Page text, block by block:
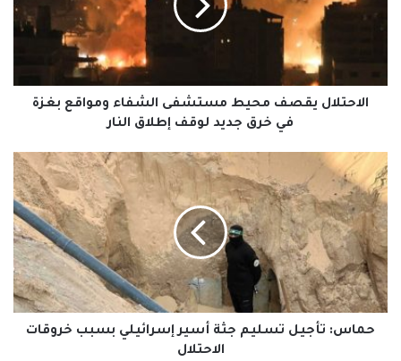
الشفاء
جديدالاحتلال يقصف محيط مستشفى الشفاء ومواقع بغزة
في خرق جديد لوقف إطلاق النار
حماس:
تأجيل
تسليم
جثة
أسير
إسرائيلي
بسبب
خروقات
الاحتلال
حماس: تأجيل تسليم جثة أسير إسرائيلي بسبب خروقات
الاحتلال